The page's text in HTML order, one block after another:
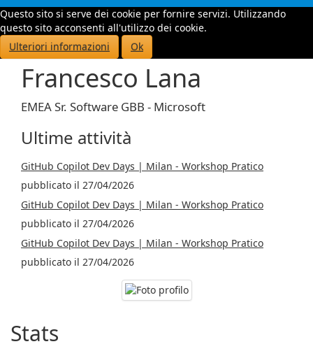
Questo sito si serve dei cookie per fornire servizi. Utilizzando
questo sito acconsenti all'utilizzo dei cookie.
Ulteriori informazioni
Ok
Toggle
Francesco Lana
EMEA Sr. Software GBB - Microsoft
Ultime attività
GitHub Copilot Dev Days | Milan - Workshop Pratico
pubblicato il 27/04/2026
GitHub Copilot Dev Days | Milan - Workshop Pratico
pubblicato il 27/04/2026
GitHub Copilot Dev Days | Milan - Workshop Pratico
pubblicato il 27/04/2026
Stats